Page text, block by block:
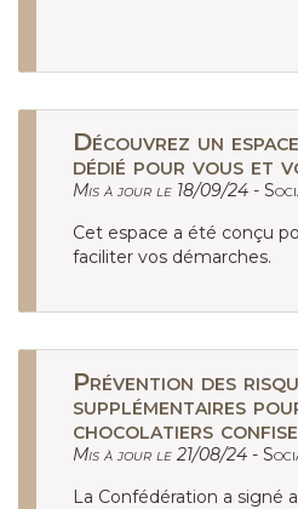
Découvrez un
dédié pour vous et
Mis à jour le 18/09/24 -
Cet espace a été conçu
faciliter vos démarches.
Prévention des
supplémentaires
chocolatiers
Mis à jour le 21/08/24 -
La Confédération a signé